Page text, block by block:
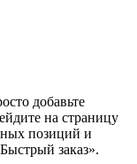
добавьте
на страницу
позиций и
заказ».